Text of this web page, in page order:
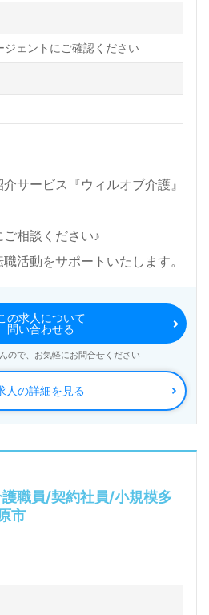
ジェントにご確認ください
サービス『ウィルオブ介護』
相談ください♪
職活動をサポートいたします。
人の詳細を見る
の求人について
問い合わせる
ので、お気軽にお問合せください
職員/契約社員/小規模多
市